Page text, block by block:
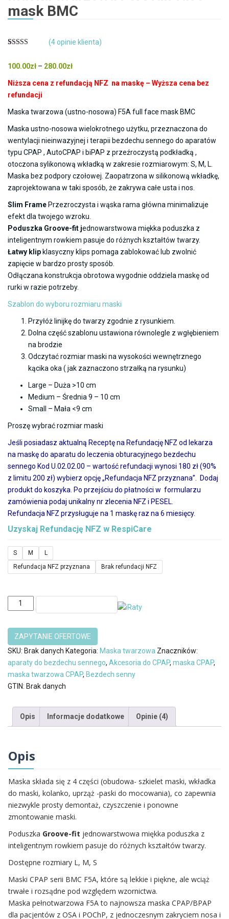
mask BMC
podstawie
klientów
(4opinie klienta)
100.00zł – 280.00złZakres
do
280.00zł
Niższa cena z refundacją NFZ na maskę – Wyższa cena bez
refundacji
Maska twarzowa (ustno-nosowa) F5A full face mask BMC
Maska ustno-nosowa wielokrotnego użytku, przeznaczona do
wentylacji nieinwazyjnej i terapii bezdechu sennego do aparatów
typu CPAP , AutoCPAP i biPAP z przeźroczystą podkładką ,
otoczona sylikonową wkładką w zakresie rozmiarowym: S, M, L.
Maska bez podpory czołowej. Zaopatrzona w silikonową wkładkę,
zaprojektowana w taki sposób, że zakrywa całe usta i nos.
Slim Frame Przezroczysta i wąska rama główna minimalizuje
efekt dla twojego wzroku.
Poduszka Groove-fit jednowarstwowa miękka poduszka z
inteligentnym rowkiem pasuje do różnych kształtów twarzy.
Łatwy klip klasyczny klips pomaga zablokować lub zwolnić
zapięcie w bardzo prosty sposób.
Odłączana konstrukcja obrotowa wygodnie oddziela maskę od
rurki w razie potrzeby.
Szablon do wyboru rozmiaru maski
Przyłóż linijkę do twarzy zgodnie z rysunkiem.
Dolna część szablonu ustawiona równolegle z wgłębieniem
na brodzie
Odczytać rozmiar maski na wysokości wewnętrznego
kącika oka ( jak zaznaczono strzałką na rysunku)
Large – Duża >10 cm
Medium – Średnia 9 – 10 cm
Small – Mała <9 cm
Proszę wybrać rozmiar maski
Jeśli posiadasz aktualną Receptę na Refundację NFZ od lekarza
na maskę do aparatu do leczenia obturacyjnego bezdechu
sennego Kod U.02.02.00 – wartość refundacji wynosi 180 zł (90%
z limitu 200 zł) wybierz opcję „Refundacja NFZ przyznana”. Dodaj
produkt do koszyka. Po przejściu do płatności w formularzu
zamówienia podaj unikalny nr zlecenia NFZ i PESEL.
Refundacja NFZ przysługuje na 1 maskę raz na 6 miesięcy.
Uzyskaj Refundację NFZ w RespiCare
S M
L
Refundacja NFZ przyznana
Brak refundacji NFZ
ilość
Maska
F5A
full
face
mask
BMC
SKU: Brak danych Kategoria: Maska twarzowa Znaczników:
aparaty do bezdechu sennego, Akcesoria do CPAP, maska CPAP,
maska twarzowa CPAP, Bezdech senny
GTIN: Brak danych
Opis Informacje dodatkowe Opinie (4)
Opis
Maska składa się z 4 części (obudowa- szkielet maski, wkładka
do maski, kolanko, uprząż -paski do mocowania), co zapewnia
niezwykle prosty demontaż, czyszczenie i ponowne
zmontowanie maski.
Poduszka Groove-fit jednowarstwowa miękka poduszka z
inteligentnym rowkiem pasuje do różnych kształtów twarzy.
Dostępne rozmiary L, M, S
Maski CPAP serii BMC F5A, które są lekkie i piękne, ale wciąż
trwałe i rozsądne pod względem wzornictwa.
Maska pełnotwarzowa F5A to najnowsza maska ​​CPAP/BPAP
dla pacjentów z OSA i POChP, z jednoczesnym zakryciem nosa i